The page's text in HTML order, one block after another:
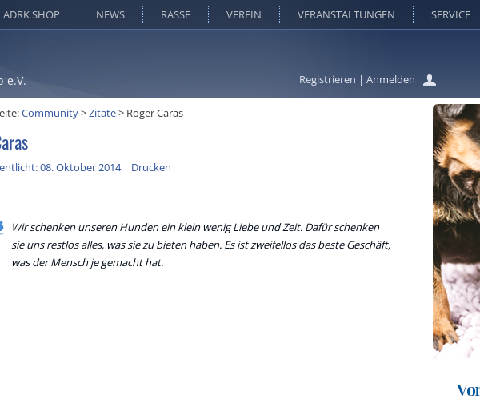
Registrieren | Anmelden
ADRK SHOP NEWS RASSE VEREIN VERANSTALTUNGEN SERVICE
e.V.
Community>Zitate> Roger Caras
08. Oktober 2014| Drucken
Wir schenken unseren Hunden ein klein wenig Liebe und Zeit. Dafür schenken
sie uns restlos alles, was sie zu bieten haben. Es ist zweifellos das beste Geschäft,
was der Mensch je gemacht hat.